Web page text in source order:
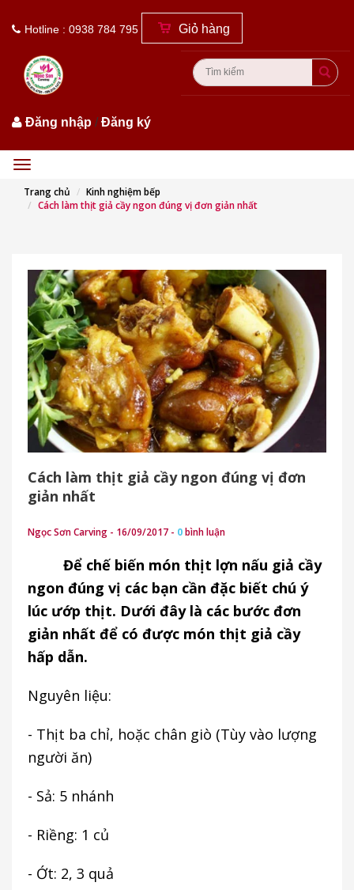
Hotline : 0938 784 795 Giỏ hàng
Đăng nhập /Đăng ký
Menu
Trang chủ
Kinh nghiệm bếp
Cách làm thịt giả cầy ngon đúng vị đơn giản nhất
Cách làm thịt giả cầy ngon đúng vị đơn
giản nhất
Ngọc Sơn Carving - 16/09/2017 - 0bình luận
Để chế biến món thịt lợn nấu giả cầy
ngon đúng vị các bạn cần đặc biết chú ý
lúc ướp thịt. Dưới đây là các bước đơn
giản nhất để có được món thịt giả cầy
hấp dẫn.
Nguyên liệu:
- Thịt ba chỉ, hoặc chân giò (Tùy vào lượng
người ăn)
- Sả: 5 nhánh
- Riềng: 1 củ
- Ớt: 2, 3 quả